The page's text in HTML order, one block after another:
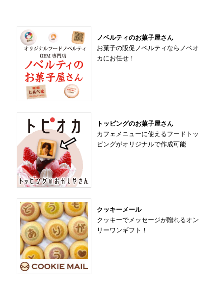
ノベルティのお菓子屋さん
お菓子の販促ノベルティならノベオ
カにお任せ！
トッピングのお菓子屋さん
カフェメニューに使えるフードトッ
ピングがオリジナルで作成可能
クッキーメール
クッキーでメッセージが贈れるオン
リーワンギフト！